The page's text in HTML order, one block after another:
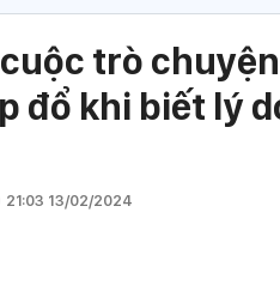
trò
đổ khi biết lý
21:03 13/02/2024